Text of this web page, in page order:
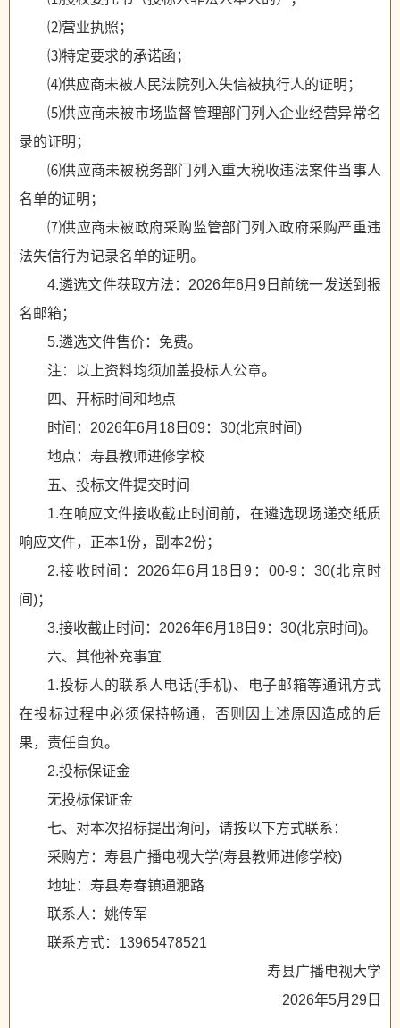
⑵营业执照；
⑶特定要求的承诺函；
⑷供应商未被人民法院列入失信被执行人的证明；
⑸供应商未被市场监督管理部门列入企业经营异常名
录的证明；
⑹供应商未被税务部门列入重大税收违法案件当事人
名单的证明；
⑺供应商未被政府采购监管部门列入政府采购严重违
法失信行为记录名单的证明。
4.遴选文件获取方法：2026年6月9日前统一发送到报
名邮箱；
5.遴选文件售价：免费。
注：以上资料均须加盖投标人公章。
四、开标时间和地点
时间：2026年6月18日09：30(北京时间)
地点：寿县教师进修学校
五、投标文件提交时间
1.在响应文件接收截止时间前，在遴选现场递交纸质
响应文件，正本1份，副本2份；
2.接收时间：2026年6月18日9：00-9：30(北京时
间)；
3.接收截止时间：2026年6月18日9：30(北京时间)。
六、其他补充事宜
1.投标人的联系人电话(手机)、电子邮箱等通讯方式
在投标过程中必须保持畅通，否则因上述原因造成的后
果，责任自负。
2.投标保证金
无投标保证金
七、对本次招标提出询问，请按以下方式联系：
采购方：寿县广播电视大学(寿县教师进修学校)
地址：寿县寿春镇通淝路
联系人：姚传军
联系方式：13965478521
寿县广播电视大学
2026年5月29日